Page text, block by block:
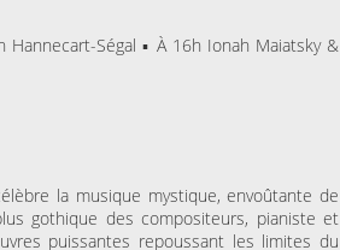
Hannecart-Ségal ▪ À 16h Ionah Maiatsky &
la musique mystique, envoûtante de
gothique des compositeurs, pianiste et
puissantes repoussant les limites du